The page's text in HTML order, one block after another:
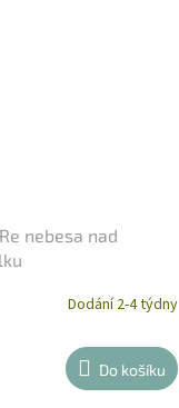
nebesa nad
Dodání 2-4 týdny
Do košíku